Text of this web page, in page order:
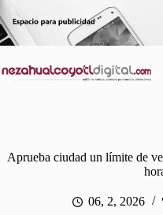
Saltar
al
contenido
Aprueba ciudad un límite de
06, 2, 2026